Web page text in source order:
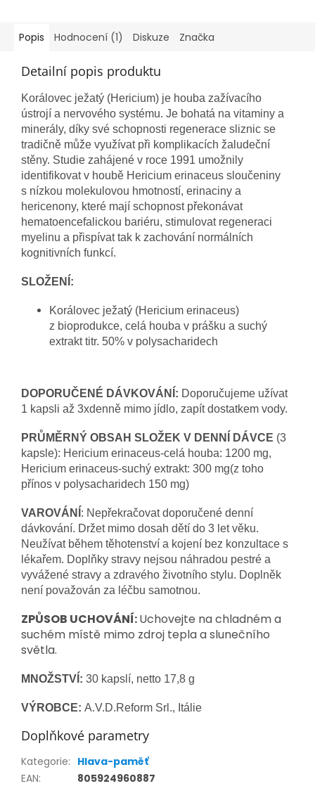
Popis Hodnocení (1) Diskuze Značka
Detailní popis produktu
Korálovec ježatý (Hericium) je houba zažívacího
ústrojí a nervového systému. Je bohatá na vitaminy a
minerály, díky své schopnosti regenerace sliznic se
tradičně může využívat při komplikacích žaludeční
stěny. Studie zahájené v roce 1991 umožnily
identifikovat v houbě Hericium erinaceus sloučeniny
s nízkou molekulovou hmotností, erinaciny a
hericenony, které mají schopnost překonávat
hematoencefalickou bariéru, stimulovat regeneraci
myelinu a přispívat tak k zachování normálních
kognitivních funkcí.
SLOŽENÍ:
Korálovec ježatý (Hericium erinaceus)
z bioprodukce, celá houba v prášku a suchý
extrakt titr. 50% v polysacharidech
DOPORUČENÉ DÁVKOVÁNÍ: Doporučujeme užívat
1 kapsli až 3xdenně mimo jídlo, zapít dostatkem vody.
PRŮMĚRNÝ OBSAH SLOŽEK V DENNÍ DÁVCE (3
kapsle): Hericium erinaceus-celá houba: 1200 mg,
Hericium erinaceus-suchý extrakt: 300 mg(z toho
přínos v polysacharidech 150 mg)
VAROVÁNÍ : Nepřekračovat doporučené denní
dávkování. Držet mimo dosah dětí do 3 let věku.
Neužívat během těhotenství a kojení bez konzultace s
lékařem. Doplňky stravy nejsou náhradou pestré a
vyvážené stravy a zdravého životního stylu. Doplněk
není považován za léčbu samotnou.
ZPŮSOB UCHOVÁNÍ:Uchovejte na chladném a
suchém místě mimo zdroj tepla a slunečního
světla.
MNOŽSTVÍ: 30 kapslí, netto 17,8 g
VÝROBCE: A.V.D.Reform Srl., Itálie
Doplňkové parametry
Kategorie: Hlava-paměť
EAN: 805924960887